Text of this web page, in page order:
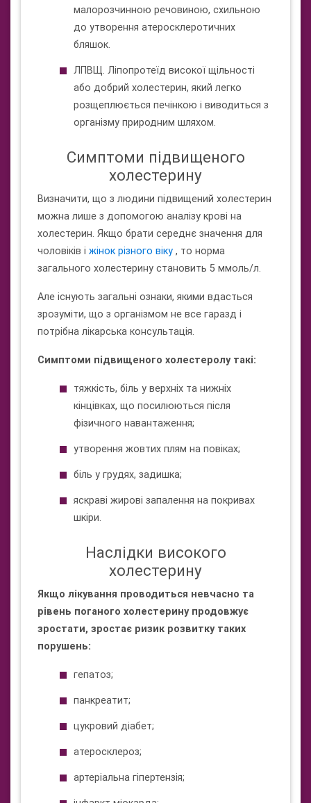
малорозчинною речовиною, схильною
до утворення атеросклеротичних
бляшок.
ЛПВЩ. Ліпопротеїд високої щільності
або добрий холестерин, який легко
розщеплюється печінкою і виводиться з
організму природним шляхом.
Симптоми підвищеного
холестерину
Визначити, що з людини підвищений холестерин
можна лише з допомогою аналізу крові на
холестерин. Якщо брати середнє значення для
чоловіків і жінок різного віку , то норма
загального холестерину становить 5 ммоль/л.
Але існують загальні ознаки, якими вдасться
зрозуміти, що з організмом не все гаразд і
потрібна лікарська консультація.
Симптоми підвищеного холестеролу такі:
тяжкість, біль у верхніх та нижніх
кінцівках, що посилюються після
фізичного навантаження;
утворення жовтих плям на повіках;
біль у грудях, задишка;
яскраві жирові запалення на покривах
шкіри.
Наслідки високого
холестерину
Якщо лікування проводиться невчасно та
рівень поганого холестерину продовжує
зростати, зростає ризик розвитку таких
порушень:
гепатоз;
панкреатит;
цукровий діабет;
атеросклероз;
артеріальна гіпертензія;